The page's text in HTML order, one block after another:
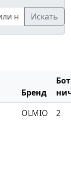
Искать
Бренд
OLMIO 2